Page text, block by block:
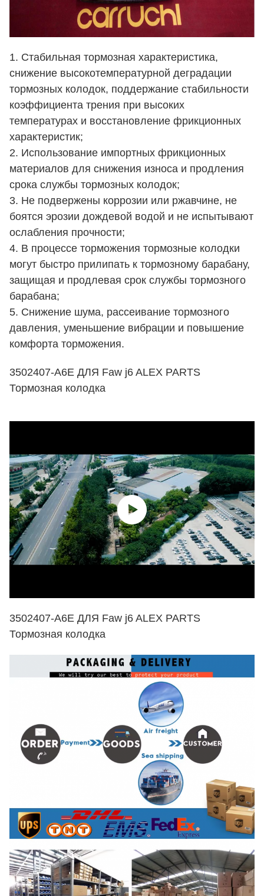
1. Стабильная тормозная характеристика,
снижение высокотемпературной деградации
тормозных колодок, поддержание стабильности
коэффициента трения при высоких
температурах и восстановление фрикционных
характеристик;
2. Использование импортных фрикционных
материалов для снижения износа и продления
срока службы тормозных колодок;
3. Не подвержены коррозии или ржавчине, не
боятся эрозии дождевой водой и не испытывают
ослабления прочности;
4. В процессе торможения тормозные колодки
могут быстро прилипать к тормозному барабану,
защищая и продлевая срок службы тормозного
барабана;
5. Снижение шума, рассеивание тормозного
давления, уменьшение вибрации и повышение
комфорта торможения.
3502407-A6E ДЛЯ Faw j6 ALEX PARTS
Тормозная колодка
3502407-A6E ДЛЯ Faw j6 ALEX PARTS
Тормозная колодка